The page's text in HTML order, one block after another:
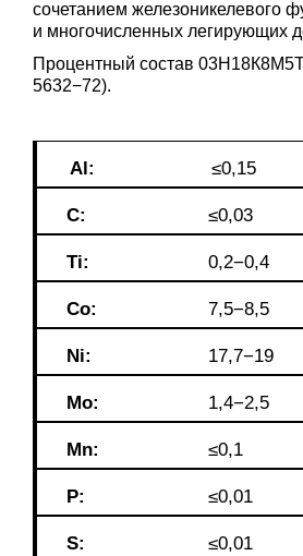
сочетанием железоникелевого
и многочисленных легирующих
Процентный состав
5632−72).
Al: ≤0,15
C: ≤0,03
Ti: 0,2−0,4
Co: 7,5−8,5
Ni: 17,7−19
Mo: 1,4−2,5
Mn: ≤0,1
P: ≤0,01
S: ≤0,01